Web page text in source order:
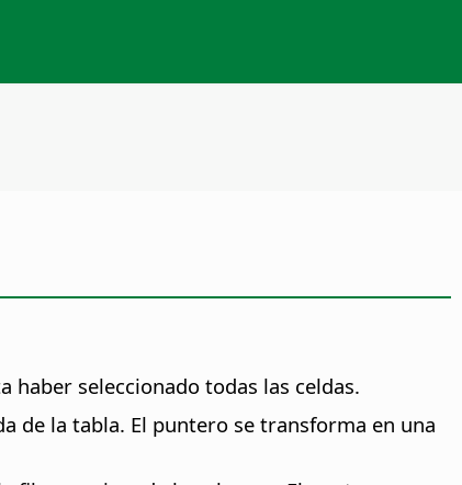
haber seleccionado todas las celdas.
de la tabla. El puntero se transforma en una